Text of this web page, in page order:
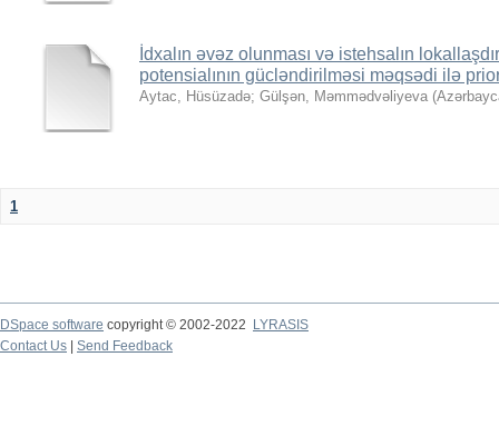
İdxalın əvəz olunması və istehsalın
potensialının gücləndirilməsi məqsədi ilə
Aytac, Hüsüzadə; Gülşən, Məmmədvəliyeva (
1
DSpace software copyright © 2002-2022
LYRASIS
Contact Us
Send Feedback